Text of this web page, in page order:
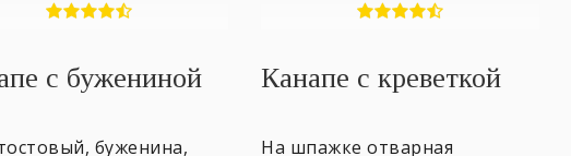
с бужениной
буженина,
Канапе с креветкой
На шпажке отварная